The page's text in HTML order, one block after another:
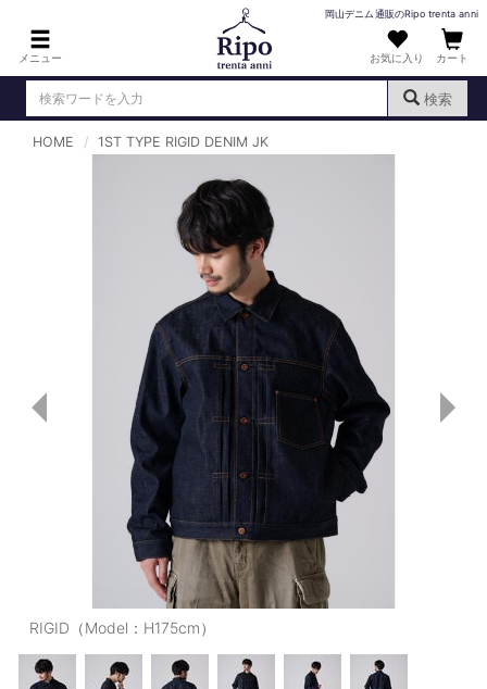
メニュー
岡山デニム通販のRipo trenta anni
お気に入り カート
検索
DENIM : デニム
TOPS : トップス
T-SHIRT : Tシャツ
KNIT : ニット
SHIRT : シャツ
OUTERS : アウター
LADIES : レディース
DENIM : デニム
PANTS/SKIRT : パンツ・スカート
TOPS : トップス
HOME 1ST TYPE RIGID DENIM JK
RIGID（Model：H175cm）